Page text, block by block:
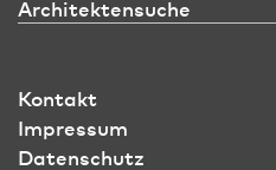
Architektensuche
Kontakt
Impressum
Datenschutz